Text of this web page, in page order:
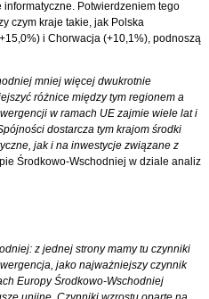
Potwierdzeniem tego
czym kraje takie, jak Polska
i Chorwacja (+10,1%), podnoszą
mniej więcej dwukrotnie
różnice między tym regionem a
w ramach UE zajmie wiele lat i
dostarcza tym krajom środki
jak i na inwestycje związane z
Środkowo-Wschodniej w dziale analiz
z jednej strony mamy tu czynniki
jako najważniejszy czynnik
Europy Środkowo-Wschodniej